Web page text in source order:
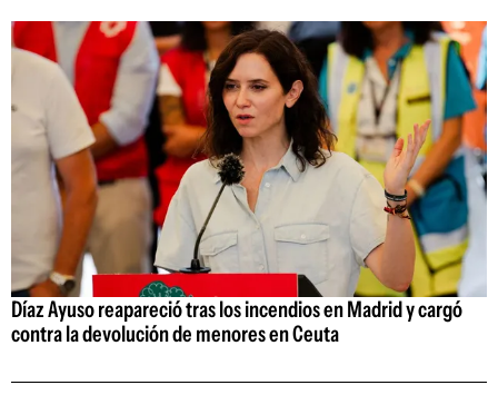
Díaz Ayuso reapareció tras los incendios en Madrid y cargó
contra la devolución de menores en Ceuta